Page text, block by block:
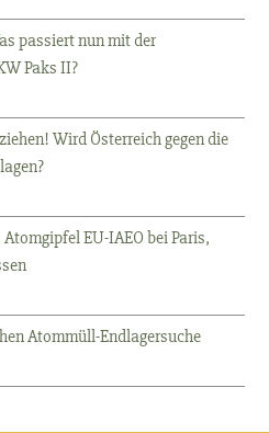
passiert nun mit der
Paks II?
Wird Österreich gegen die
EU-IAEO bei Paris,
Atommüll-Endlagersuche